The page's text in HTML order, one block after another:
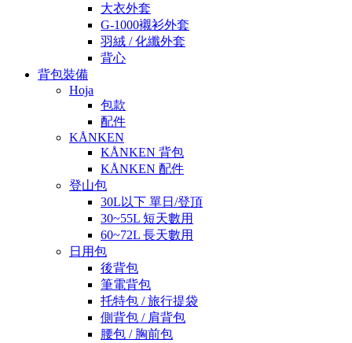
大衣外套
G-1000襯衫外套
羽絨 / 化纖外套
背心
背包裝備
Hoja
包款
配件
KÅNKEN
KÅNKEN 背包
KÅNKEN 配件
登山包
30L以下 單日/登頂
30~55L 短天數用
60~72L 長天數用
日用包
後背包
筆電背包
托特包 / 旅行提袋
側背包 / 肩背包
腰包 / 胸前包